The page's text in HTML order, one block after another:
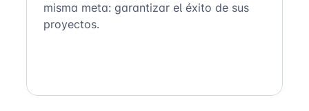
misma meta: garantizar el éxito de sus
proyectos.